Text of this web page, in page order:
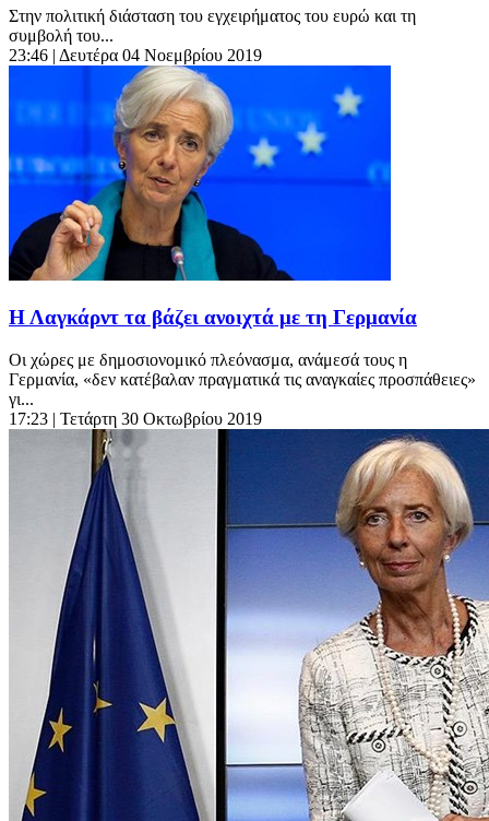
Στην πολιτική διάσταση του εγχειρήματος του ευρώ και τη
συμβολή του...
23:46 | Δευτέρα 04 Νοεμβρίου 2019
Η Λαγκάρντ τα βάζει ανοιχτά με τη Γερμανία
Οι χώρες με δημοσιονομικό πλεόνασμα, ανάμεσά τους η
Γερμανία, «δεν κατέβαλαν πραγματικά τις αναγκαίες προσπάθειες»
γι...
17:23 | Τετάρτη 30 Οκτωβρίου 2019